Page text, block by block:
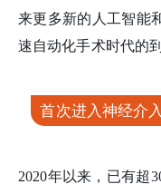
来更多新的人工智能
速自动化手术时代的
首次进入神经介
2020年以来，已有超